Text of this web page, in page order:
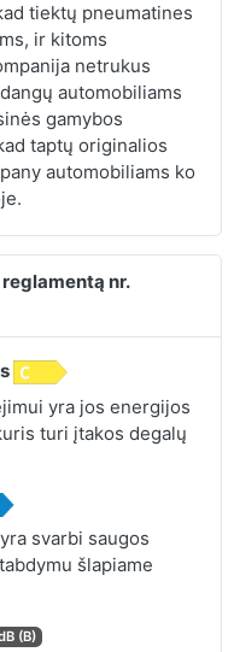
tiektų pneumatines
ir kitoms
netrukus
automobiliams
gamybos
taptų originalios
automobiliams ko
nr.
yra jos energijos
turi įtakos degalų
svarbi saugos
šlapiame
(B)